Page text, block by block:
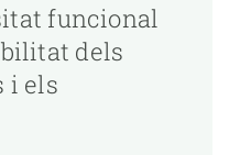
funcional
dels
i els